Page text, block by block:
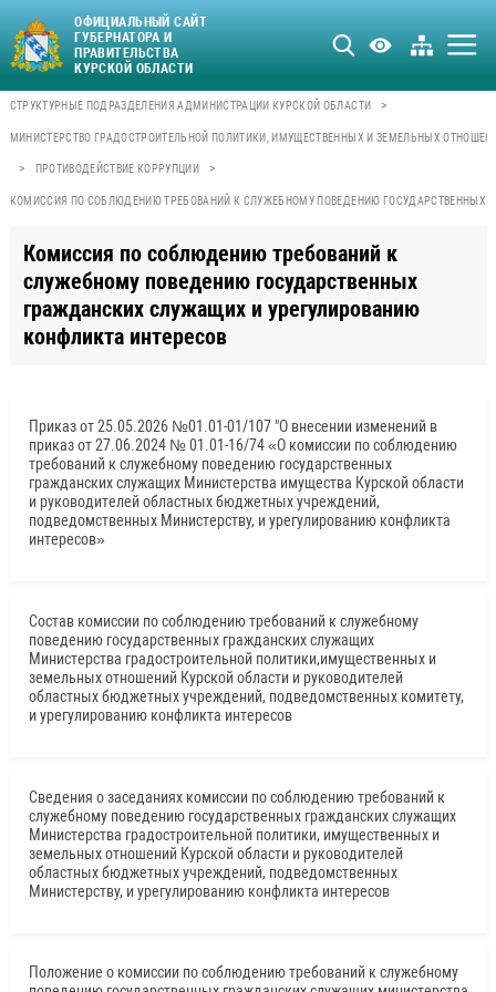
ОФИЦИАЛЬНЫЙ САЙТ
ГУБЕРНАТОРА И
ПРАВИТЕЛЬСТВА
КУРСКОЙ ОБЛАСТИ
СТРУКТУРНЫЕ ПОДРАЗДЕЛЕНИЯ АДМИНИСТРАЦИИ КУРСКОЙ ОБЛАСТИ >
МИНИСТЕРСТВО ГРАДОСТРОИТЕЛЬНОЙ ПОЛИТИКИ, ИМУЩЕСТВЕННЫХ И ЗЕМЕЛЬНЫХ
> ПРОТИВОДЕЙСТВИЕ КОРРУПЦИИ >
КОМИССИЯ ПО СОБЛЮДЕНИЮ ТРЕБОВАНИЙ К СЛУЖЕБНОМУ ПОВЕДЕНИЮ ГОСУДАРСТВЕННЫХ
Комиссия по соблюдению требований к
служебному поведению государственных
гражданских служащих и урегулированию
конфликта интересов
Приказ от 25.05.2026 №01.01-01/107 "О внесении изменений в
приказ от 27.06.2024 № 01.01-16/74 «О комиссии по соблюдению
требований к служебному поведению государственных
гражданских служащих Министерства имущества Курской области
и руководителей областных бюджетных учреждений,
подведомственных Министерству, и урегулированию конфликта
интересов»
Состав комиссии по соблюдению требований к служебному
поведению государственных гражданских служащих
Министерства градостроительной политики,имущественных и
земельных отношений Курской области и руководителей
областных бюджетных учреждений, подведомственных комитету,
и урегулированию конфликта интересов
Сведения о заседаниях комиссии по соблюдению требований к
служебному поведению государственных гражданских служащих
Министерства градостроительной политики, имущественных и
земельных отношений Курской области и руководителей
областных бюджетных учреждений, подведомственных
Министерству, и урегулированию конфликта интересов
Положение о комиссии по соблюдению требований к служебному